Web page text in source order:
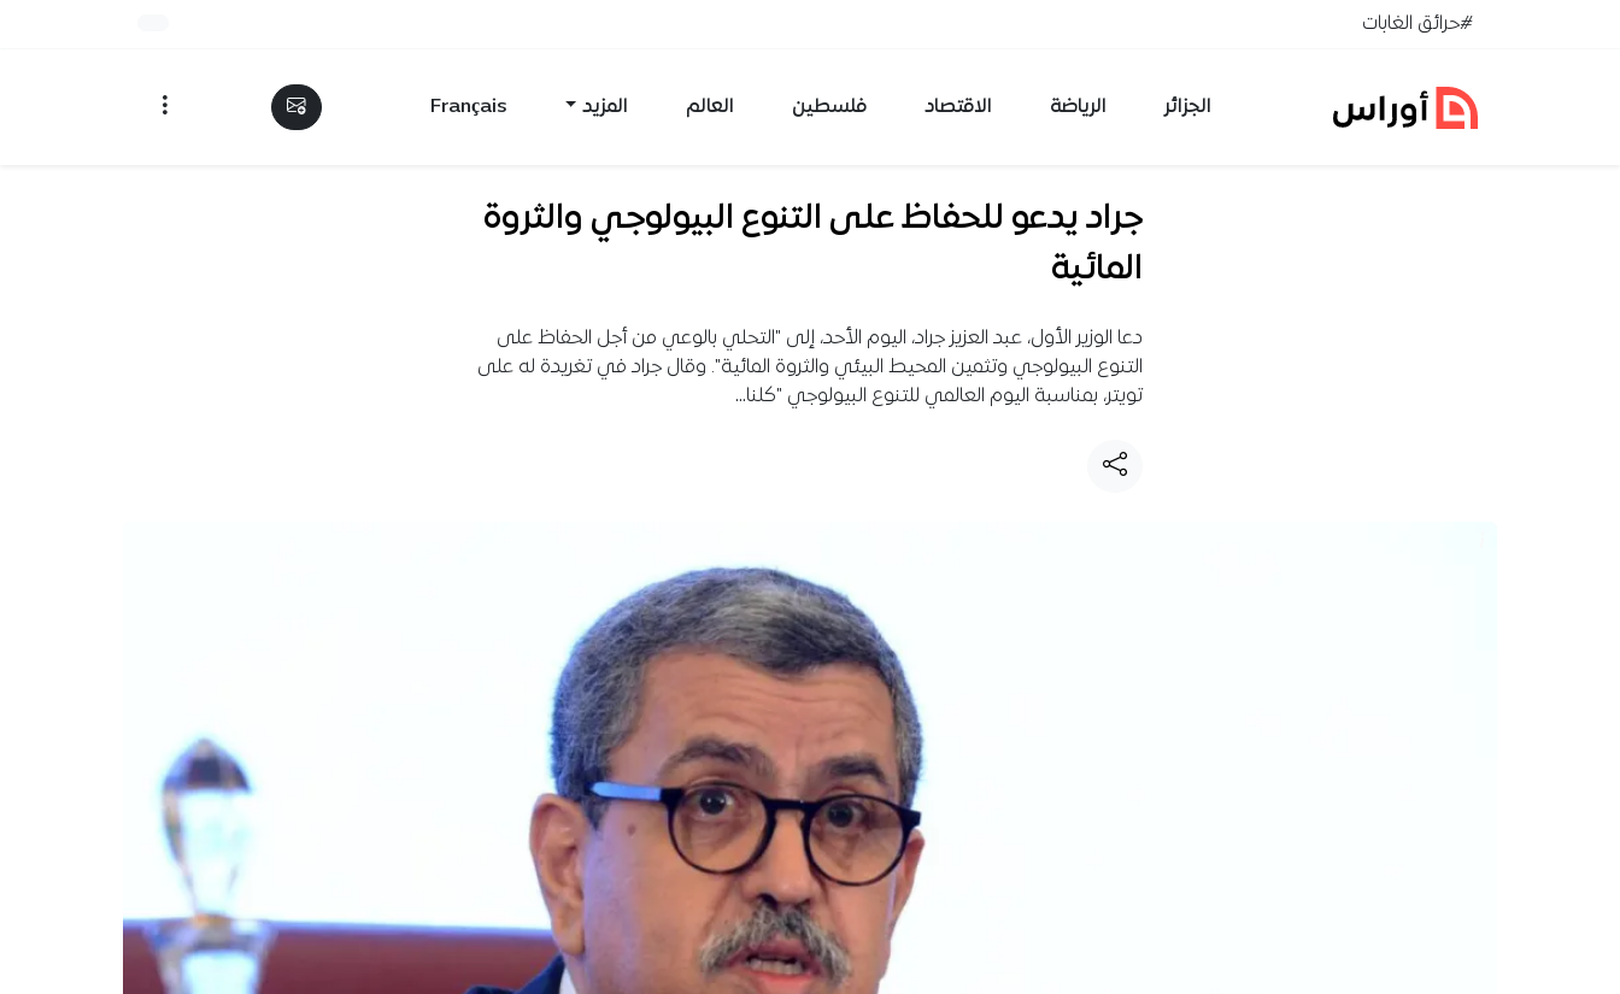
تخطي إلى المحتوى#حرائق الغابات
الجزائر الرياضة الاقتصاد فلسطين العالم المزيد Français
جراد يدعو للحفاظ على التنوع البيولوجي والثروة
المائية
دعا الوزير الأول، عبد العزيز جراد، اليوم الأحد، إلى "التحلي بالوعي من أجل الحفاظ على
التنوع البيولوجي وتثمين المحيط البيئي والثروة المائية". وقال جراد في تغريدة له على
تويتر، بمناسبة اليوم العالمي للتنوع البيولوجي "كلنا…